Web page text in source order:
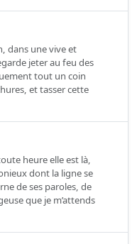
dans une vive et
jeter au feu des
tout un coin
et tasser cette
heure elle est là,
dont la ligne se
de ses paroles, de
que je m’attends